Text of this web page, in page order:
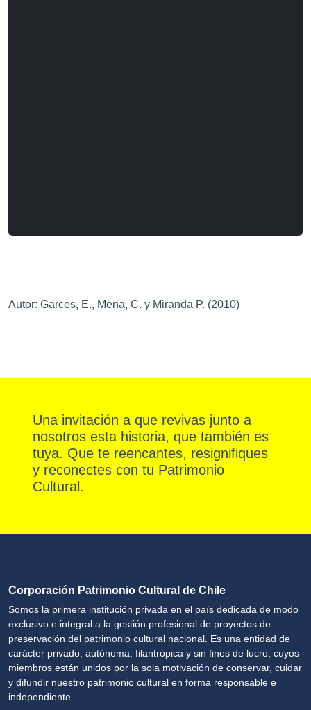
Autor: Garces, E., Mena, C. y Miranda P. (2010)
Una invitación a que revivas junto a
nosotros esta historia, que también es
tuya. Que te reencantes, resignifiques
y reconectes con tu Patrimonio
Cultural.
Corporación Patrimonio Cultural de Chile
Somos la primera institución privada en el país dedicada de modo
exclusivo e integral a la gestión profesional de proyectos de
preservación del patrimonio cultural nacional. Es una entidad de
carácter privado, autónoma, filantrópica y sin fines de lucro, cuyos
miembros están unidos por la sola motivación de conservar, cuidar
y difundir nuestro patrimonio cultural en forma responsable e
independiente.